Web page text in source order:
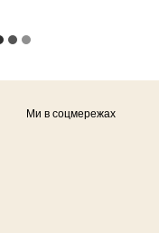
Ми в соцмережах